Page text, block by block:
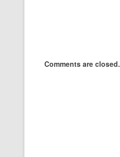
Comments are closed.